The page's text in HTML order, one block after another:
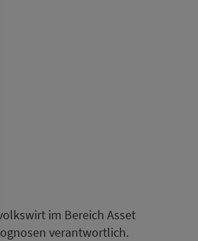
im Bereich Asset
verantwortlich.